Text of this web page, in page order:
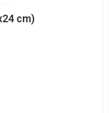
cm)